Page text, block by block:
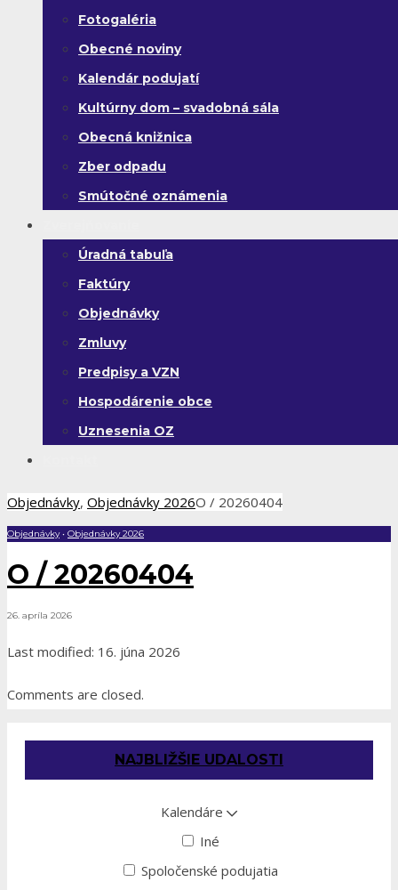
Fotogaléria
Obecné noviny
Kalendár podujatí
Kultúrny dom – svadobná sála
Obecná knižnica
Zber odpadu
Smútočné oznámenia
Úradná tabuľa
Faktúry
Objednávky
Zmluvy
Predpisy a VZN
Hospodárenie obce
Uznesenia OZ
Objednávky, Objednávky 2026O / 20260404
Objednávky• Objednávky 2026
O / 20260404
26. apríla 2026
Last modified: 16. júna 2026
Comments are closed.
NAJBLIŽŠIE UDALOSTI
Kalendáre
Iné
Spoločenské podujatia